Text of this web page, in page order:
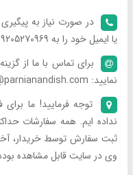
یا ایمیل خود را به 09205270969 پیامک کنید.
برای تماس با ما از
نمایید: info@parnianandish.com
توجه فرمایید! ما
ثبت سفارش توسط
وی در سایت قابل مشاهده